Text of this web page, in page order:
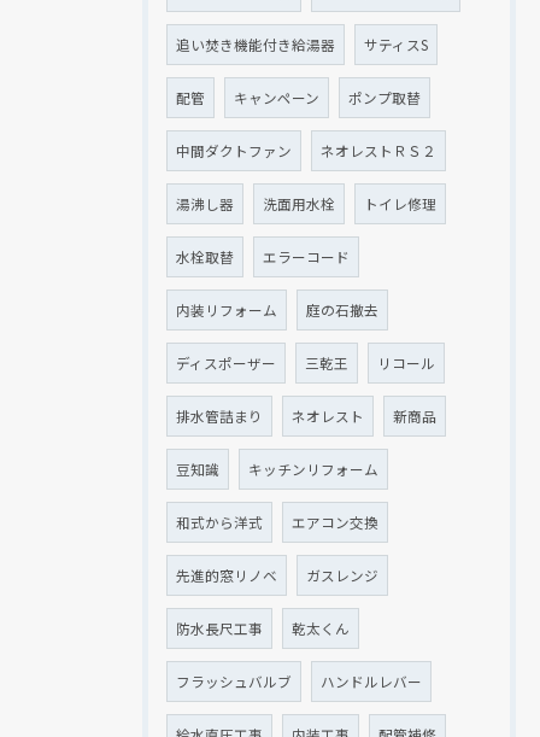
追い焚き機能付き給湯器 サティスS
配管 キャンペーン ポンプ取替
中間ダクトファン ネオレストＲＳ２
湯沸し器 洗面用水栓 トイレ修理
水栓取替 エラーコード
内装リフォーム 庭の石撤去
ディスポーザー 三乾王 リコール
排水管詰まり ネオレスト 新商品
豆知識 キッチンリフォーム
和式から洋式 エアコン交換
先進的窓リノベ ガスレンジ
防水長尺工事 乾太くん
フラッシュバルブ ハンドルレバー